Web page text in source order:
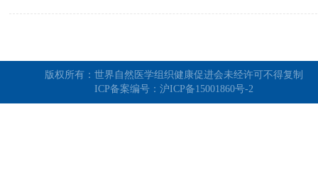
版权所有：世界自然医学组织健康促进会未经许可不得复制
ICP备案编号： 沪ICP备15001860号-2